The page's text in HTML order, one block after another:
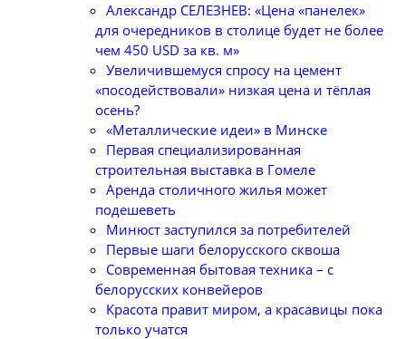
Александр СЕЛЕЗНЕВ: «Цена «панелек»
для очередников в столице будет не более
чем 450 USD за кв. м»
Увеличившемуся спросу на цемент
«посодействовали» низкая цена и тёплая
осень?
«Металлические идеи» в Минске
Первая специализированная
строительная выставка в Гомеле
Аренда столичного жилья может
подешеветь
Минюст заступился за потребителей
Первые шаги белорусского сквоша
Cовременная бытовая техника – с
белорусских конвейеров
Красота правит миром, а красавицы пока
только учатся